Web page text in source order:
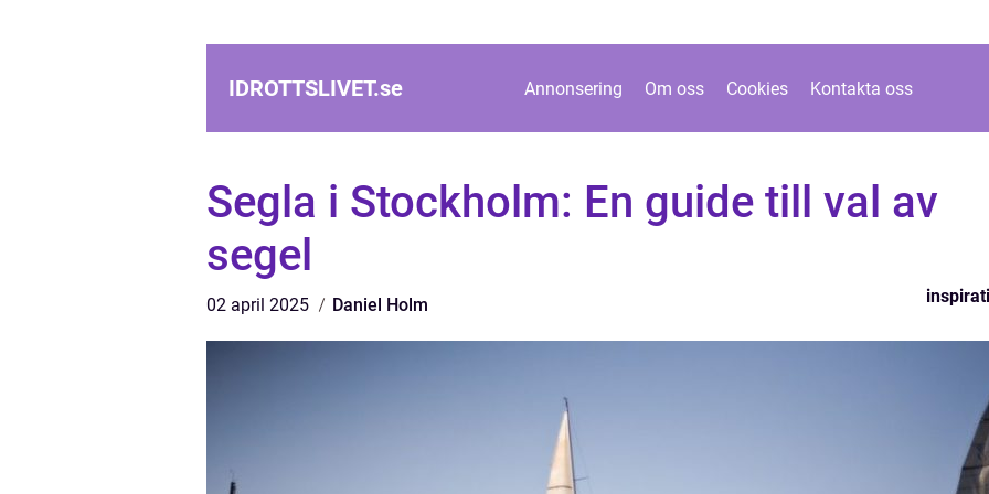
IDROTTSLIVET.se Annonsering Om oss Cookies Kontakta oss
Segla i Stockholm: En guide till val av
segel
02 april 2025 Daniel Holm